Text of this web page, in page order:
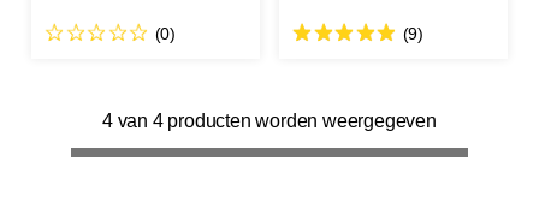
(0) (9)
4 van 4 producten worden weergegeven